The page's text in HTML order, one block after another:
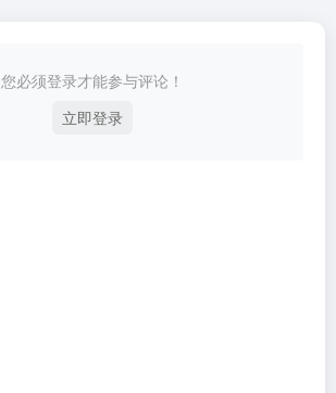
您必须登录才能参与评论！
立即登录